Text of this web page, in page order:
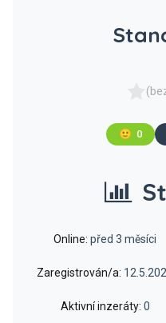
🙂 0
Online: před 3 měsíci
Zaregistrován/a:
Aktivní inzeráty: 0